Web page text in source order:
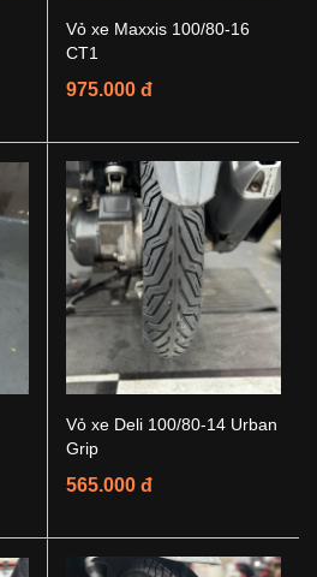
Vỏ xe Maxxis 100/80-16
CT1
975.000 đ
Vỏ xe Deli 100/80-14 Urban
Grip
565.000 đ